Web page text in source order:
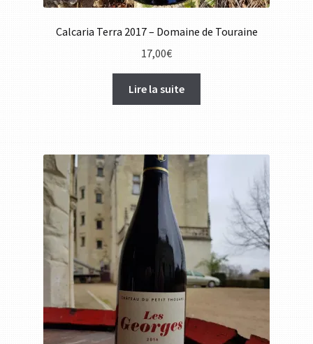
Calcaria Terra 2017 – Domaine de Touraine
17,00€
Lire la suite